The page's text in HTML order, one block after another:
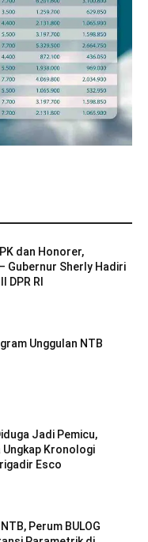
dan Honorer,
Gubernur Sherly Hadiri
DPR RI
Unggulan NTB
Jadi Pemicu,
Ungkap Kronologi
Esco
Perum BULOG